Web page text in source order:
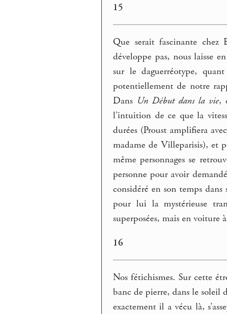
15
Que serait fascinante
développe pas, nous laisse
sur le daguerréotype,
potentiellement de notre
Dans Un Début dans la vie,
l’intuition de ce que la
durées (Proust amplifiera
madame de Villeparisis), et
même personnages se
personne pour avoir
considéré en son temps
pour lui la mystérieuse
superposées, mais en voiture
16
Nos fétichismes. Sur cette
banc de pierre, dans le soleil
exactement il a vécu là,